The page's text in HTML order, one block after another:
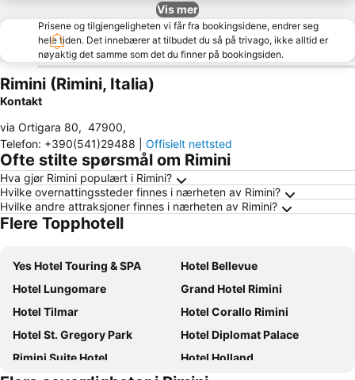
Vis mer
Prisene og tilgjengeligheten vi får fra bookingsidene, endrer seg
hele tiden. Det innebærer at tilbudet du så på trivago, ikke alltid er
nøyaktig det samme som det du finner på bookingsiden.
Rimini (Rimini, Italia)
Kontakt
via Ortigara 80, 47900,
Telefon: +390(541)29488 Offisielt nettsted
Ofte stilte spørsmål om Rimini
Hva gjør Rimini populært i Rimini?
Hvilke overnattingssteder finnes i nærheten av Rimini?
Hvilke andre attraksjoner finnes i nærheten av Rimini?
Flere Topphotell
Yes Hotel Touring & SPA
Hotel Bellevue
Hotel Lungomare
Grand Hotel Rimini
Hotel Tilmar
Hotel Corallo Rimini
Hotel St. Gregory Park
Hotel Diplomat Palace
Rimini Suite Hotel
Hotel Holland